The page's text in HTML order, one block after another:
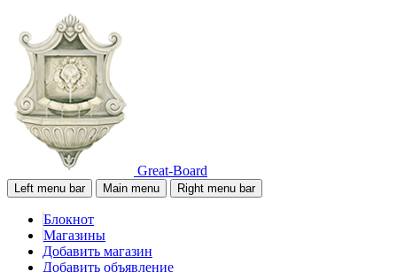
Great-Board
Left menu bar Main menu Right menu bar
Блокнот
Магазины
Добавить магазин
Добавить объявление